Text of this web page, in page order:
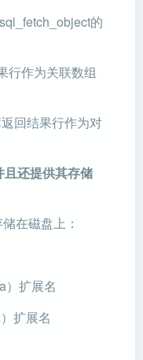
的
行作为关联数组
回结果行作为对
还提供其存储
在磁盘上：
）扩展名
扩展名